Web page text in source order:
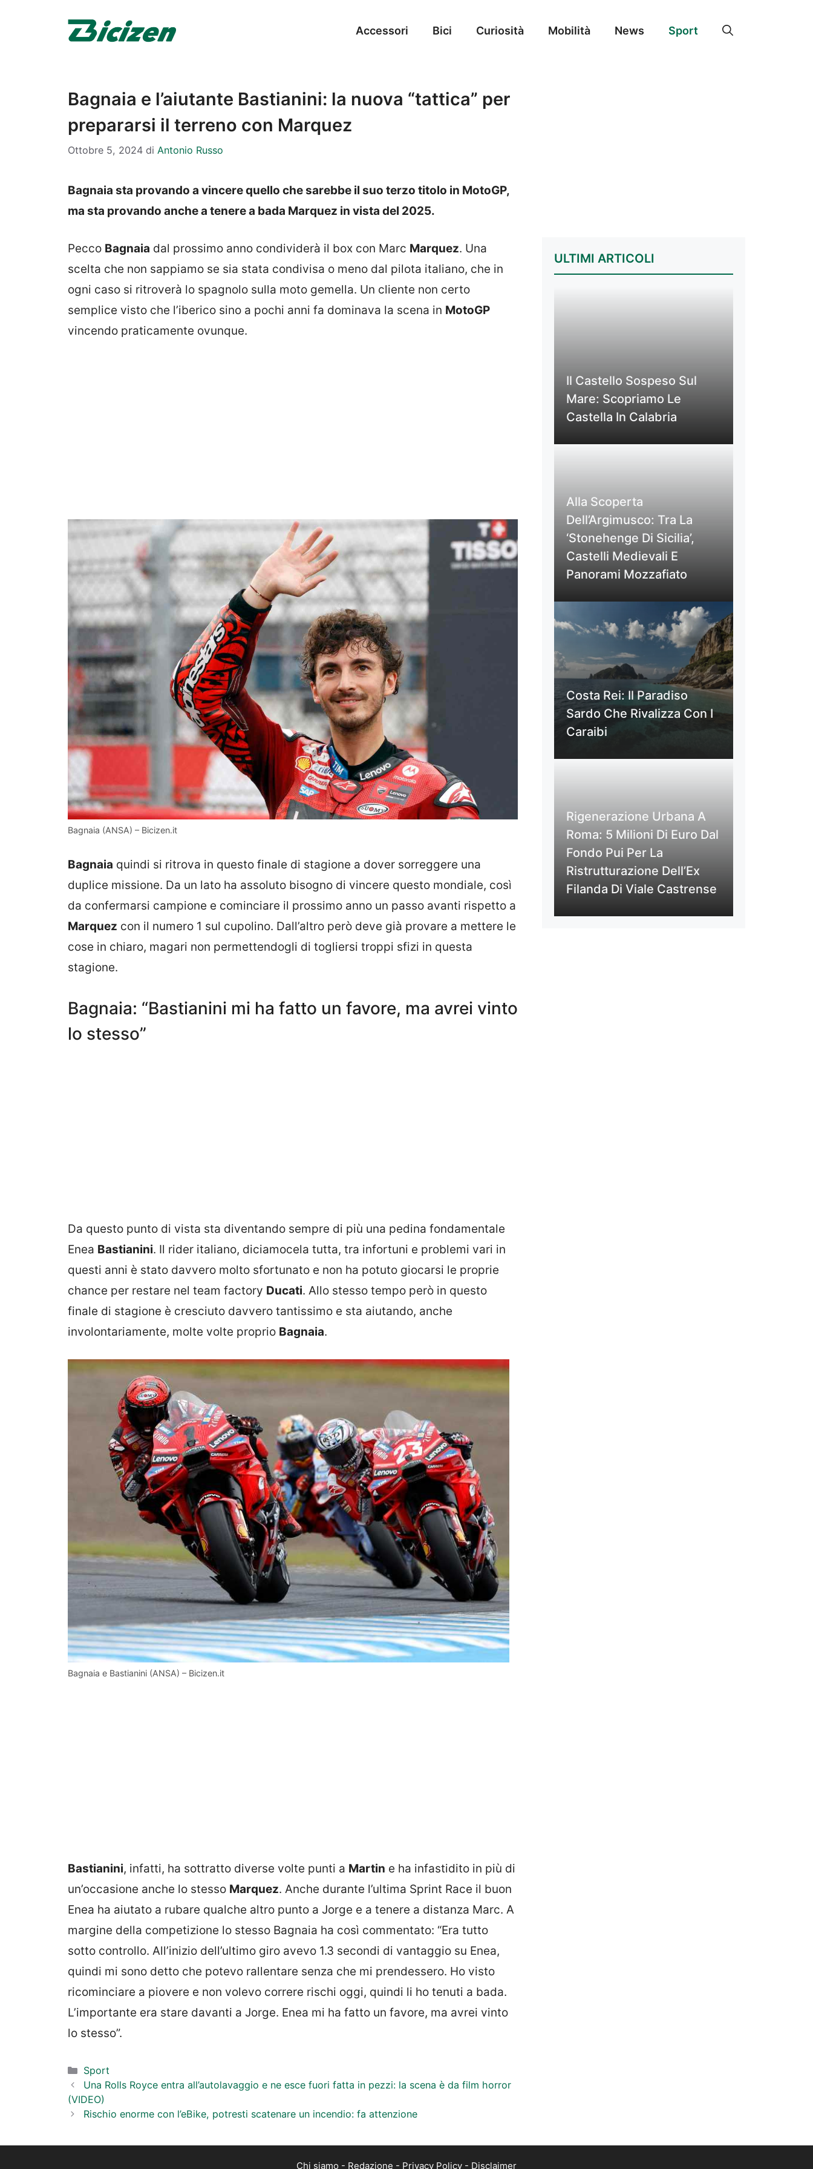
Accessori Bici Curiosità Mobilità News Sport
Bagnaia e l’aiutante Bastianini: la nuova “tattica” per
prepararsi il terreno con Marquez
Ottobre 5, 2024 di Antonio Russo
Bagnaia sta provando a vincere quello che sarebbe il suo terzo titolo in MotoGP,
ma sta provando anche a tenere a bada Marquez in vista del 2025.
Pecco Bagnaia dal prossimo anno condividerà il box con Marc Marquez. Una
scelta che non sappiamo se sia stata condivisa o meno dal pilota italiano, che in
ogni caso si ritroverà lo spagnolo sulla moto gemella. Un cliente non certo
semplice visto che l’iberico sino a pochi anni fa dominava la scena in MotoGP
vincendo praticamente ovunque.
Bagnaia (ANSA) – Bicizen.it
Bagnaia quindi si ritrova in questo finale di stagione a dover sorreggere una
duplice missione. Da un lato ha assoluto bisogno di vincere questo mondiale, così
da confermarsi campione e cominciare il prossimo anno un passo avanti rispetto a
Marquez con il numero 1 sul cupolino. Dall’altro però deve già provare a mettere le
cose in chiaro, magari non permettendogli di togliersi troppi sfizi in questa
stagione.
Bagnaia: “Bastianini mi ha fatto un favore, ma avrei vinto
lo stesso”
Da questo punto di vista sta diventando sempre di più una pedina fondamentale
Enea Bastianini. Il rider italiano, diciamocela tutta, tra infortuni e problemi vari in
questi anni è stato davvero molto sfortunato e non ha potuto giocarsi le proprie
chance per restare nel team factory Ducati. Allo stesso tempo però in questo
finale di stagione è cresciuto davvero tantissimo e sta aiutando, anche
involontariamente, molte volte proprio Bagnaia.
Bagnaia e Bastianini (ANSA) – Bicizen.it
Bastianini, infatti, ha sottratto diverse volte punti a Martin e ha infastidito in più di
un’occasione anche lo stesso Marquez. Anche durante l’ultima Sprint Race il buon
Enea ha aiutato a rubare qualche altro punto a Jorge e a tenere a distanza Marc. A
margine della competizione lo stesso Bagnaia ha così commentato: “Era tutto
sotto controllo. All’inizio dell’ultimo giro avevo 1.3 secondi di vantaggio su Enea,
quindi mi sono detto che potevo rallentare senza che mi prendessero. Ho visto
ricominciare a piovere e non volevo correre rischi oggi, quindi li ho tenuti a bada.
L’importante era stare davanti a Jorge. Enea mi ha fatto un favore, ma avrei vinto
lo stesso”.
Categorie
Sport
Una Rolls Royce entra all’autolavaggio e ne esce fuori fatta in pezzi: la scena è da film horror
(VIDEO)
Rischio enorme con l’eBike, potresti scatenare un incendio: fa attenzione
ULTIMI ARTICOLI
Il Castello Sospeso Sul
Mare: Scopriamo Le
Castella In Calabria
Alla Scoperta
Dell’Argimusco: Tra La
‘Stonehenge Di Sicilia’,
Castelli Medievali E
Panorami Mozzafiato
Costa Rei: Il Paradiso
Sardo Che Rivalizza Con I
Caraibi
Rigenerazione Urbana A
Roma: 5 Milioni Di Euro Dal
Fondo Pui Per La
Ristrutturazione Dell’Ex
Filanda Di Viale Castrense
Chi siamo - Redazione - Privacy Policy - Disclaimer